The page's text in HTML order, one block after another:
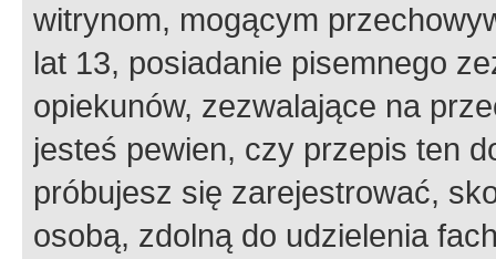
witrynom, mogącym
lat 13, posiadanie pisemnego
opiekunów, zezwalające na
jesteś pewien, czy przepis ten
próbujesz się zarejestrować,
osobą, zdolną do udzielenia